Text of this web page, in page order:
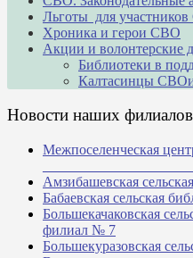
Льготы для
Хроника и герои СВО
Акции и волонтерские
Библиотеки в
Калтасинцы
Новости наших филиалов
Межпоселенческая
Амзибашевская
Бабаевская сельская
Большекачаковская
филиал № 7
Большекуразовская